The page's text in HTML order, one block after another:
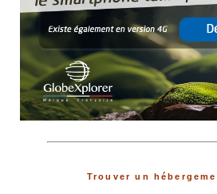
Trouver un